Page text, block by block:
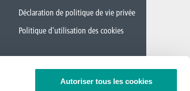
Autoriser tous les cookies
Déclaration de politique de vie privée
Politique d'utilisation des cookies